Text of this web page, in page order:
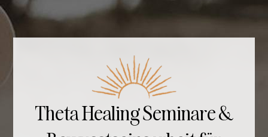
Theta Healing Seminare &